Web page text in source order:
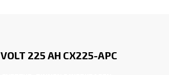
225 AH CX225-APC